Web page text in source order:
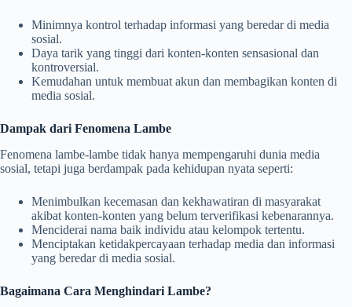
Minimnya kontrol terhadap informasi yang beredar di media
sosial.
Daya tarik yang tinggi dari konten-konten sensasional dan
kontroversial.
Kemudahan untuk membuat akun dan membagikan konten di
media sosial.
Dampak dari Fenomena Lambe
Fenomena lambe-lambe tidak hanya mempengaruhi dunia media
sosial, tetapi juga berdampak pada kehidupan nyata seperti:
Menimbulkan kecemasan dan kekhawatiran di masyarakat
akibat konten-konten yang belum terverifikasi kebenarannya.
Menciderai nama baik individu atau kelompok tertentu.
Menciptakan ketidakpercayaan terhadap media dan informasi
yang beredar di media sosial.
Bagaimana Cara Menghindari Lambe?